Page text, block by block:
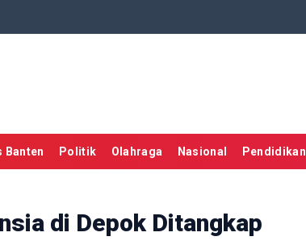
Banten Politik Olahraga Nasional Pendidikan
di Depok Ditangkap